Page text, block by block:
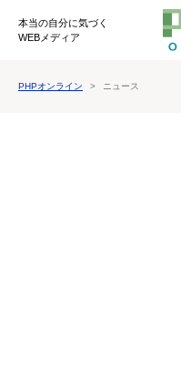
本当の自分に気づく
WEBメディア
PHPオンライン ニュース